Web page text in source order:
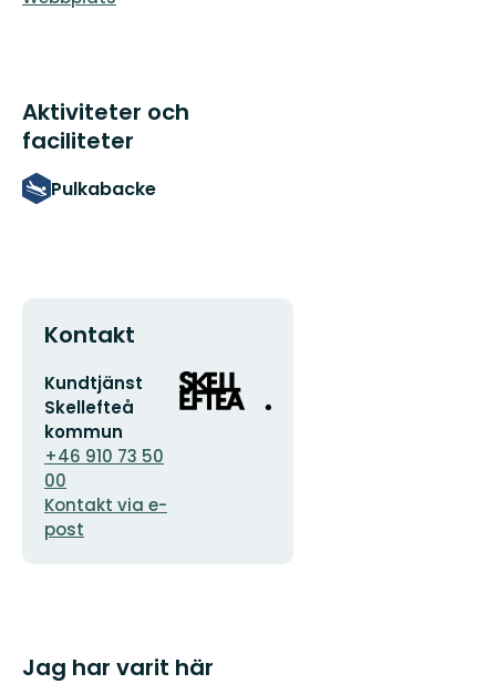
Aktiviteter och
faciliteter
Pulkabacke
Kontakt
E-
postadress
Kundtjänst
Skellefteå
kommun
+46 910 73 50
00
Kontakt via e-
post
Organisationens
logotyp
Jag har varit här